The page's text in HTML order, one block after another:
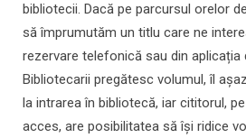
bibliotecii. Dacă pe parcursul orelor
să împrumutăm un titlu care ne
rezervare telefonică sau din aplicația
Bibliotecarii pregătesc volumul, îl
la intrarea în bibliotecă, iar cititorul,
acces, are posibilitatea să își ridice